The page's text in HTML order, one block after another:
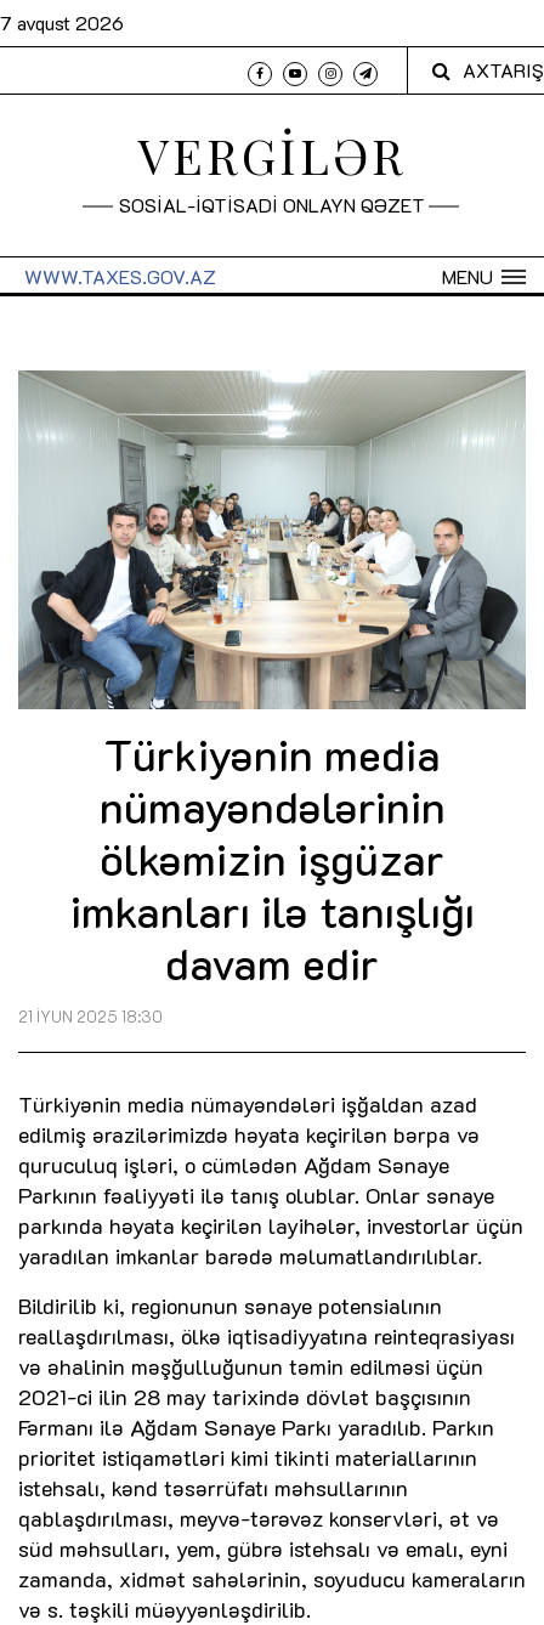
7 avqust 2026
AXTARIŞ
VERGİLƏR
SOSİAL-İQTİSADİ ONLAYN QƏZET
MENU
WWW.TAXES.GOV.AZ
Türkiyənin media
nümayəndələrinin
ölkəmizin işgüzar
imkanları ilə tanışlığı
davam edir
21 İYUN 2025 18:30
Türkiyənin media nümayəndələri işğaldan azad
edilmiş ərazilərimizdə həyata keçirilən bərpa və
quruculuq işləri, o cümlədən Ağdam Sənaye
Parkının fəaliyyəti ilə tanış olublar. Onlar sənaye
parkında həyata keçirilən layihələr, investorlar üçün
yaradılan imkanlar barədə məlumatlandırılıblar.
Bildirilib ki, regionunun sənaye potensialının
reallaşdırılması, ölkə iqtisadiyyatına reinteqrasiyası
və əhalinin məşğulluğunun təmin edilməsi üçün
2021-ci ilin 28 may tarixində dövlət başçısının
Fərmanı ilə Ağdam Sənaye Parkı yaradılıb. Parkın
prioritet istiqamətləri kimi tikinti materiallarının
istehsalı, kənd təsərrüfatı məhsullarının
qablaşdırılması, meyvə-tərəvəz konservləri, ət və
süd məhsulları, yem, gübrə istehsalı və emalı, eyni
zamanda, xidmət sahələrinin, soyuducu kameraların
və s. təşkili müəyyənləşdirilib.